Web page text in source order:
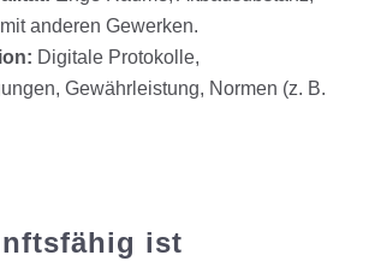
anderen Gewerken.
Digitale Protokolle,
Gewährleistung, Normen (z. B.
ist